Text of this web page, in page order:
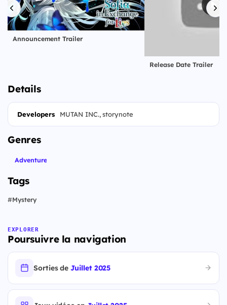
Announcement Trailer
Release Date Trailer
Details
Developers MUTAN INC., storynote
Genres
Adventure
Tags
#Mystery
EXPLORER
Poursuivre la navigation
Sorties deJuillet 2025